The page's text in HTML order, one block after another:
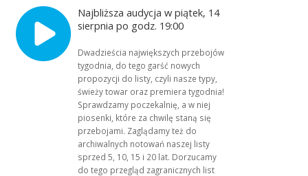
Najbliższa audycja w piątek, 14
sierpnia po godz. 19:00
Dwadzieścia największych przebojów
tygodnia, do tego garść nowych
propozycji do listy, czyli nasze typy,
świeży towar oraz premiera tygodnia!
Sprawdzamy poczekalnię, a w niej
piosenki, które za chwilę staną się
przebojami. Zaglądamy też do
archiwalnych notowań naszej listy
sprzed 5, 10, 15 i 20 lat. Dorzucamy
do tego przegląd zagranicznych list